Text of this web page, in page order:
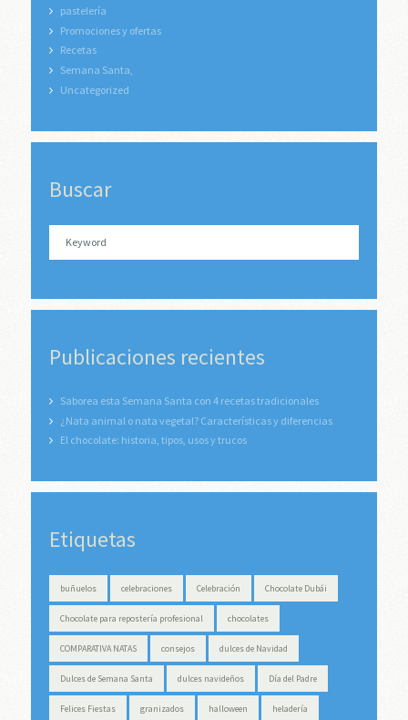
pastelería
Promociones y ofertas
Recetas
Semana Santa,
Uncategorized
Buscar
Publicaciones recientes
Saborea esta Semana Santa con 4 recetas tradicionales
¿Nata animal o nata vegetal? Características y diferencias
El chocolate: historia, tipos, usos y trucos
Etiquetas
buñuelos celebraciones Celebración Chocolate Dubái
Chocolate para repostería profesional chocolates
COMPARATIVA NATAS consejos dulces de Navidad
Dulces de Semana Santa dulces navideños Día del Padre
Felices Fiestas granizados halloween heladería